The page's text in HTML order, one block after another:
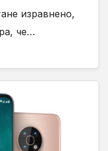
изравнено,
че…